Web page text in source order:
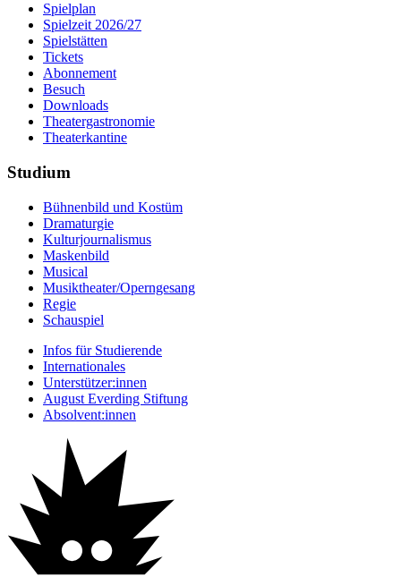
Spielplan
Spielzeit 2026/27
Spielstätten
Tickets
Abonnement
Besuch
Downloads
Theatergastronomie
Theaterkantine
Studium
Bühnenbild und Kostüm
Dramaturgie
Kulturjournalismus
Maskenbild
Musical
Musiktheater/­Operngesang
Regie
Schauspiel
Infos für Studierende
Internationales
Unterstützer:innen
August Everding Stiftung
Absolvent:innen